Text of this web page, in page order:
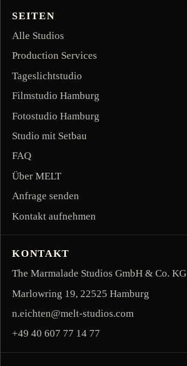
SEITEN
Alle Studios
Production Services
Tageslichtstudio
Filmstudio Hamburg
Fotostudio Hamburg
Studio mit Setbau
FAQ
Über MELT
Anfrage senden
Kontakt aufnehmen
KONTAKT
The Marmalade Studios GmbH & Co. KG
Marlowring 19, 22525 Hamburg
n.eichten@melt-studios.com
+49 40 607 77 14 77